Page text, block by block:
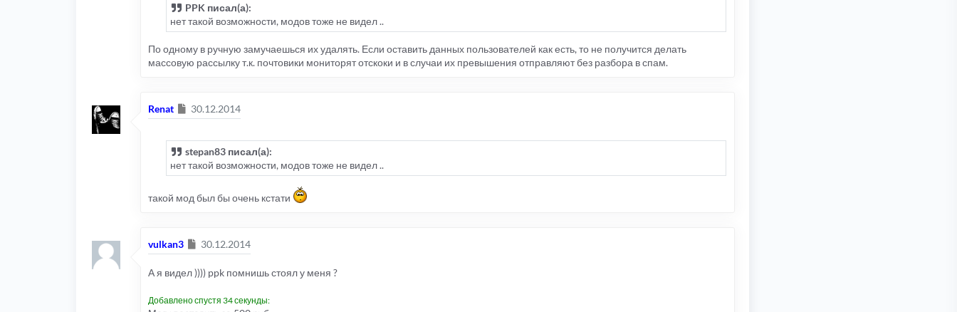
PPK писал(а):
нет такой возможности, модов тоже не видел ..
По одному в ручную замучаешься их удалять. Если оставить данных пользователей как есть, то не получится делать
массовую рассылку т.к. почтовики мониторят отскоки и в случаи их превышения отправляют без разбора в спам.
Renat Сообщение
30.12.2014
stepan83 писал(а):
нет такой возможности, модов тоже не видел ..
такой мод был бы очень кстати
vulkan3 Сообщение
30.12.2014
А я видел )))) ppk помнишь стоял у меня ?
Добавлено спустя 34 секунды: